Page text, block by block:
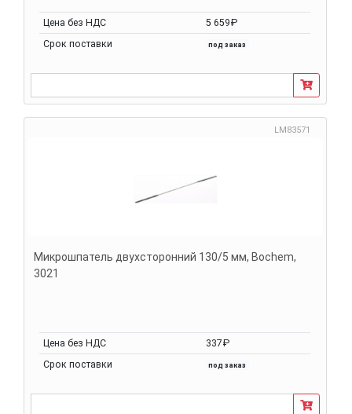
Цена без НДС
5 659₽
Срок поставки
под заказ
LM83571
Микрошпатель двухсторонний 130/5 мм, Bochem,
3021
Цена без НДС
337₽
Срок поставки
под заказ